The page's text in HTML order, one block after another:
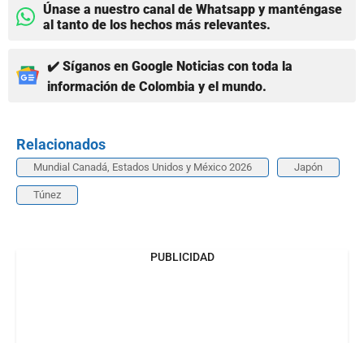
Únase a nuestro canal de Whatsapp y manténgase
al tanto de los hechos más relevantes.
✔️ Síganos en Google Noticias con toda la
información de Colombia y el mundo.
Relacionados
Mundial Canadá, Estados Unidos y México 2026 Japón
Túnez
PUBLICIDAD